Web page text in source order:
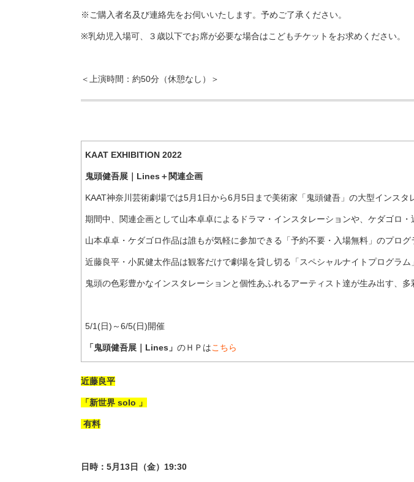
※ご購入者名及び連絡先をお伺いいたします。予めご了承ください。
※乳幼児入場可、３歳以下でお席が必要な場合はこどもチケットをお求めください。
＜上演時間：約50分（休憩なし）＞
KAAT EXHIBITION 2022
鬼頭健吾展｜Lines＋関連企画
KAAT神奈川芸術劇場では5月1日から6月5日まで美術家「鬼頭健吾」の大型インスタ
期間中、関連企画として山本卓卓によるドラマ・インスタレーションや、ケダゴロ
山本卓卓・ケダゴロ作品は誰もが気軽に参加できる「予約不要・入場無料」のプログ
近藤良平・小㞍健太作品は観客だけで劇場を貸し切る「スペシャルナイトプログラム
鬼頭の色彩豊かなインスタレーションと個性あふれるアーティスト達が生み出す、多
5/1(日)～6/5(日)開催
「鬼頭健吾展｜Lines」 のＨＰはこちら
近藤良平
「新世界 solo 」
有料
日時：5月13日（金）19:30